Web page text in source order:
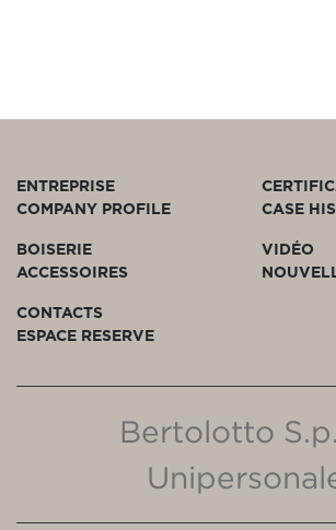
ENTREPRISE
COMPANY PROFILE
CASE
BOISERIE
ACCESSOIRES
VIDÉO
CONTACTS
ESPACE RESERVE
Bertolotto